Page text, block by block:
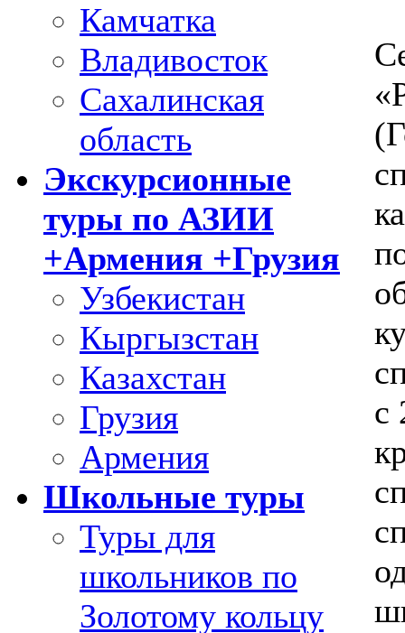
Камчатка
Владивосток
Сахалинская
область
Экскурсионные
туры по АЗИИ
+Армения +Грузия
Узбекистан
Кыргызстан
Казахстан
Грузия
Армения
Школьные туры
Туры для
школьников по
Золотому кольцу
с